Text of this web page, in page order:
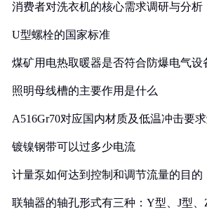
消费者对洗衣机的核心需求调研与分析
U型螺栓的国家标准
煤矿用电热取暖器是否符合防爆电气设
照明母线槽的主要作用是什么
A516Gr70对应国内材质及低温冲击要
镀镍钢带可以过多少电流
计量泵如何达到控制和调节流量的目的
联轴器的轴孔形式有三种：Y型、J型、